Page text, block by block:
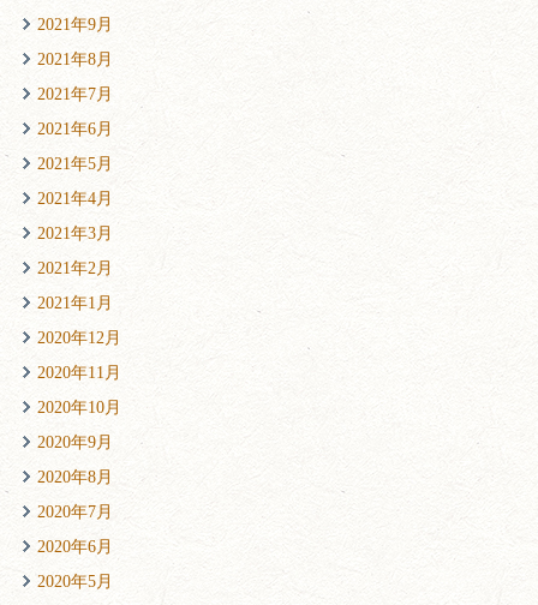
2021年9月
2021年8月
2021年7月
2021年6月
2021年5月
2021年4月
2021年3月
2021年2月
2021年1月
2020年12月
2020年11月
2020年10月
2020年9月
2020年8月
2020年7月
2020年6月
2020年5月